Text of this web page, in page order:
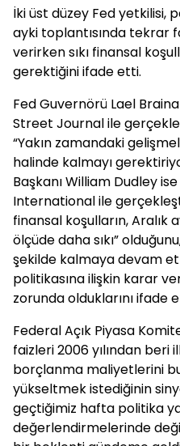
İki üst düzey Fed yetkilisi,
ayki toplantısında tekrar
verirken sıkı finansal
gerektiğini ifade etti.
Fed Guvernörü Lael
Street Journal ile
“Yakın zamandaki
halinde kalmayı
Başkanı William Dudley
International ile
finansal koşulların, Aralık
ölçüde daha sıkı”
şekilde kalmaya devam
politikasına ilişkin karar
zorunda olduklarını ifade
Federal Açık Piyasa
faizleri 2006 yılından beri
borçlanma maliyetlerini bu
yükseltmek istediğinin
geçtiğimiz hafta politika
değerlendirmelerinde